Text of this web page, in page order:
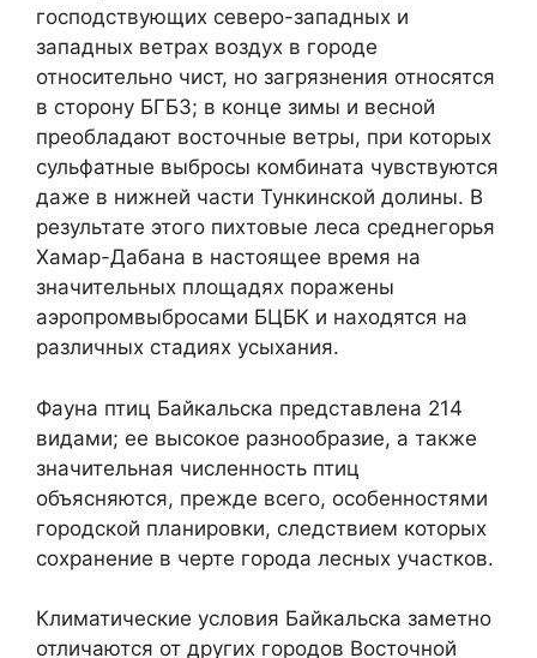
господствующих северо-западных и
западных ветрах воздух в городе
относительно чист, но загрязнения относятся
в сторону БГБЗ; в конце зимы и весной
преобладают восточные ветры, при которых
сульфатные выбросы комбината чувствуются
даже в нижней части Тункинской долины. В
результате этого пихтовые леса среднегорья
Хамар-Дабана в настоящее время на
значительных площадях поражены
аэропромвыбросами БЦБК и находятся на
различных стадиях усыхания.
Фауна птиц Байкальска представлена 214
видами; ее высокое разнообразие, а также
значительная численность птиц
объясняются, прежде всего, особенностями
городской планировки, следствием которых
сохранение в черте города лесных участков.
Климатические условия Байкальска заметно
отличаются от других городов Восточной